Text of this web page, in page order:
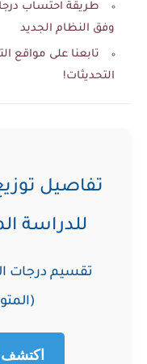
طريقة احتساب
وفق النظام الجديد
تابعنا على مواقع
التحديثات!
تفاصيل
للدراسة
تقسيم درجات
اكتشف